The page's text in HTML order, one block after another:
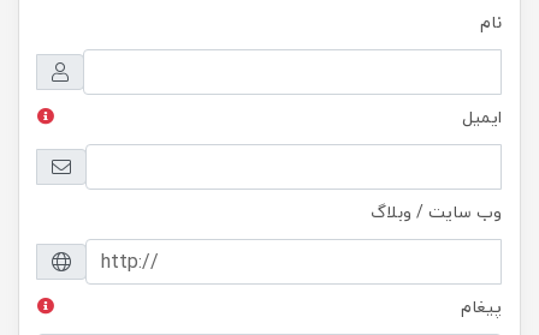
نام
ایمیل
وب سایت / وبلاگ
پیغام